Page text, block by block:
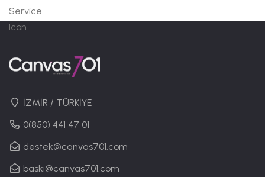
İZMİR / TÜRKİYE
0(850) 441 47 01
destek@canvas701.com
baski@canvas701.com